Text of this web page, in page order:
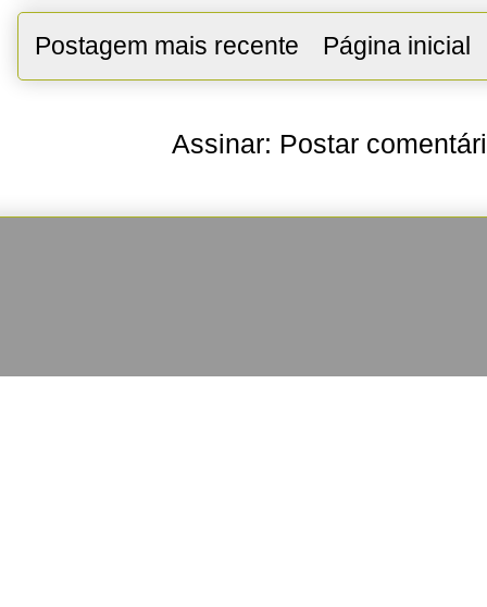
Postagem mais recente Página inicial
Assinar: Postar